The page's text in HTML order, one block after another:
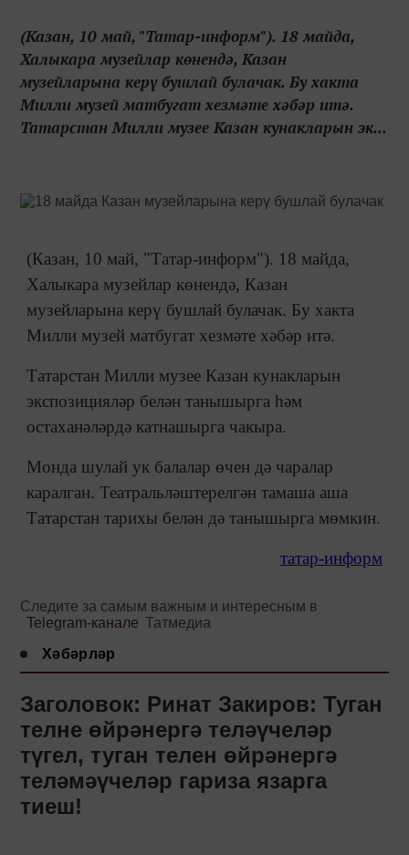
(Казан, 10 май, "Татар-информ"). 18 майда,
Халыкара музейлар көнендә, Казан
музейларына керү бушлай булачак. Бу хакта
Милли музей матбугат хезмәте хәбәр итә.
Татарстан Милли музее Казан кунакларын эк...
(Казан, 10 май, "Татар-информ"). 18 майда,
Халыкара музейлар көнендә, Казан
музейларына керү бушлай булачак. Бу хакта
Милли музей матбугат хезмәте хәбәр итә.
Татарстан Милли музее Казан кунакларын
экспозицияләр белән танышырга һәм
остаханәләрдә катнашырга чакыра.
Монда шулай ук балалар өчен дә чаралар
каралган. Театральләштерелгән тамаша аша
Татарстан тарихы белән дә танышырга мөмкин.
татар-информ
Следите за самым важным и интересным в
Telegram-канале Татмедиа
Хәбәрләр
Заголовок: Ринат Закиров: Туган
телне өйрәнергә теләүчеләр
түгел, туган телен өйрәнергә
теләмәүчеләр гариза язарга
тиеш!